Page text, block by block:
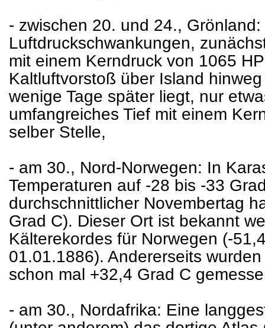
- zwischen 20. und 24.,
Luftdruckschwankungen,
mit einem Kerndruck von 1065
Kaltluftvorstoß über Island
wenige Tage später liegt, nur
umfangreiches Tief mit einem
selber Stelle,
- am 30., Nord-Norwegen: In
Temperaturen auf -28 bis -33
durchschnittlicher Novembertag
Grad C). Dieser Ort ist bekannt
Kälterekordes für Norwegen (-
01.01.1886). Andererseits
schon mal +32,4 Grad C
- am 30., Nordafrika: Eine